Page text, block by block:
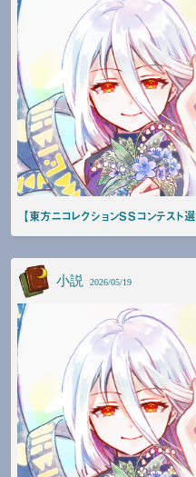
【東方ニコレクションSSコンテスト
小説 2026/05/19